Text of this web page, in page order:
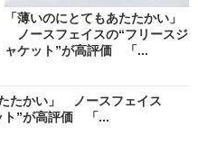
「薄いのにとてもあたたかい」
ノースフェイスの“フリースジ
ャケット”が高評価 「...
たたかい」 ノースフェイス
ト”が高評価 「...